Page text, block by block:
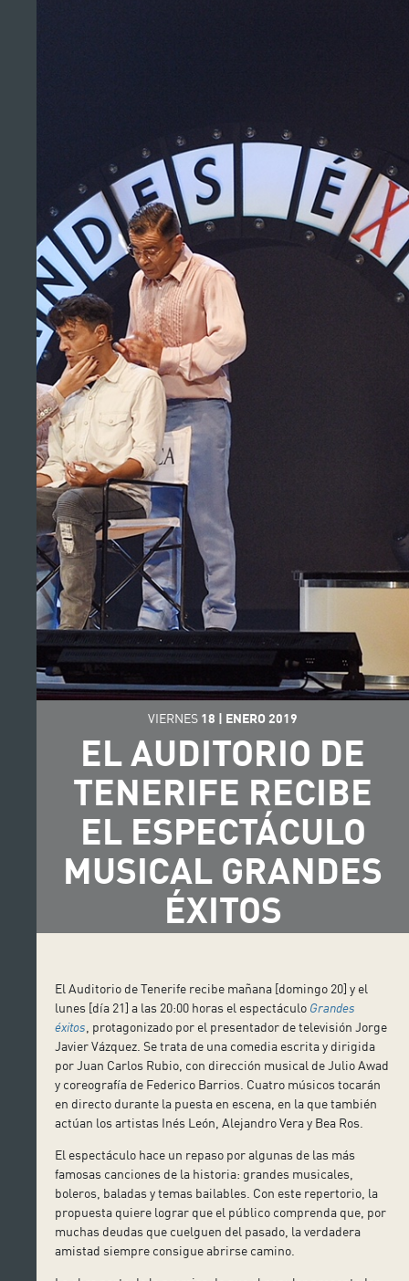
VIERNES 18 | ENERO 2019
EL AUDITORIO DE
TENERIFE RECIBE
EL ESPECTÁCULO
MUSICAL GRANDES
ÉXITOS
El Auditorio de Tenerife recibe mañana [domingo 20] y el
lunes [día 21] a las 20:00 horas el espectáculo Grandes
éxitos , protagonizado por el presentador de televisión Jorge
Javier Vázquez. Se trata de una comedia escrita y dirigida
por Juan Carlos Rubio, con dirección musical de Julio Awad
y coreografía de Federico Barrios. Cuatro músicos tocarán
en directo durante la puesta en escena, en la que también
actúan los artistas Inés León, Alejandro Vera y Bea Ros.
El espectáculo hace un repaso por algunas de las más
famosas canciones de la historia: grandes musicales,
boleros, baladas y temas bailables. Con este repertorio, la
propuesta quiere lograr que el público comprenda que, por
muchas deudas que cuelguen del pasado, la verdadera
amistad siempre consigue abrirse camino.